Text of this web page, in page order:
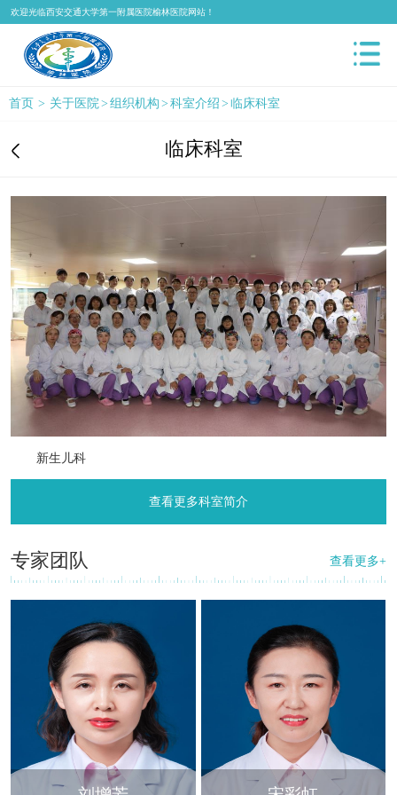
欢迎光临西安交通大学第一附属医院榆林医院网站！
首页 > 关于医院 > 组织机构 > 科室介绍 > 临床科室
临床科室
新生儿科
查看更多科室简介
专家团队 查看更多+